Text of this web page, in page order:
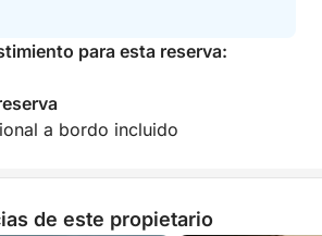
para esta reserva:
a bordo incluido
de este propietario